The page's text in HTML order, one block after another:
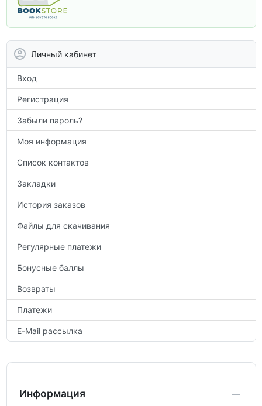
по предметам.
Личный кабинет
Вход
Регистрация
Забыли пароль?
Моя информация
Список контактов
Закладки
История заказов
Файлы для скачивания
Регулярные платежи
Бонусные баллы
Возвраты
Платежи
E-Mail рассылка
Информация